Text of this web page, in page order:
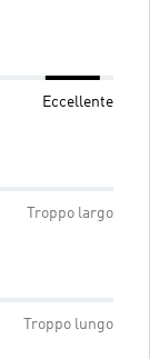
Eccellente
Troppo largo
Troppo lungo